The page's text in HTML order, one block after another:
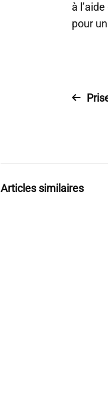
à
pour
Articles similaires